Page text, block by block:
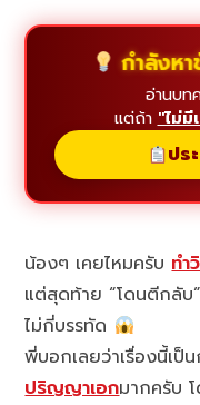
กำลังห
อ่านบท
แต่ถ้า "ไม่มี
ปร
น้องๆ เคยไหมครับทำ
แต่สุดท้าย “โดนตีกลับ
ไม่กี่บรรทัด
พี่บอกเลยว่าเรื่องนี้เ
ปริญญาเอกมากครับ